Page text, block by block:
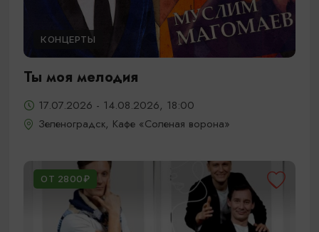
КОНЦЕРТЫ
Ты моя мелодия
17.07.2026 - 14.08.2026, 18:00
Зеленоградск, Кафе «Соленая ворона»
ОТ 2800₽